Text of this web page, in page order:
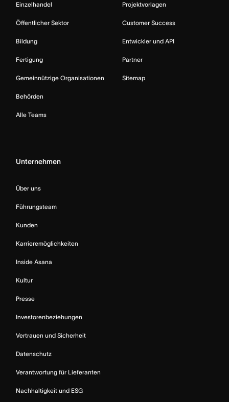
Einzelhandel
Öffentlicher Sektor
Bildung
Fertigung
Gemeinnützige Organisationen
Behörden
Alle Teams
Projektvorlagen
Customer Success
Entwickler und API
Partner
Sitemap
Unternehmen
Über uns
Führungsteam
Kunden
Karrieremöglichkeiten
Inside Asana
Kultur
Presse
Investorenbeziehungen
Vertrauen und Sicherheit
Datenschutz
Verantwortung für Lieferanten
Nachhaltigkeit und ESG